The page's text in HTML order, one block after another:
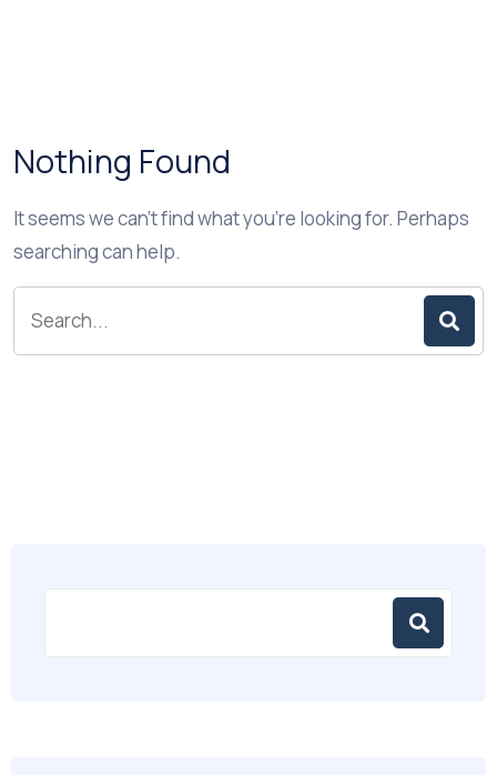
Nothing Found
It seems we can’t find what you’re looking for. Perhaps
searching can help.